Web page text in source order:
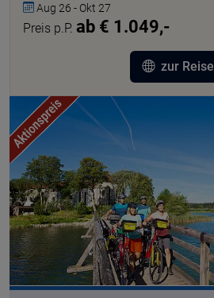
Aug 26 - Okt 27
Preis p.P. ab € 1.049,-
zur Reise